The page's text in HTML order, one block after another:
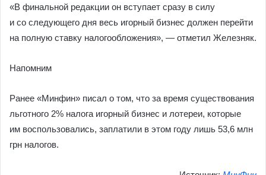
«В финальной редакции он вступает сразу в силу
и со следующего дня весь игорный бизнес должен перейти
на полную ставку налогообложения», — отметил Железняк.
Напомним
Ранее «Минфин» писал о том, что за время существования
льготного 2% налога игорный бизнес и лотереи, которые
им воспользовались, заплатили в этом году лишь 53,6 млн
грн налогов.